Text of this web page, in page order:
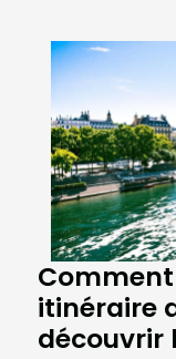
itinéraire
découvrir